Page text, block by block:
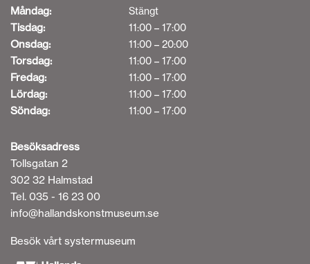
Måndag: Stängt
Tisdag: 11:00 – 17:00
Onsdag: 11:00 – 20:00
Torsdag: 11:00 – 17:00
Fredag: 11:00 – 17:00
Lördag: 11:00 – 17:00
Söndag: 11:00 – 17:00
Besöksadress
Tollsgatan 2
302 32 Halmstad
Tel. 035 - 16 23 00
info@hallandskonstmuseum.se
Besök vårt systermuseum